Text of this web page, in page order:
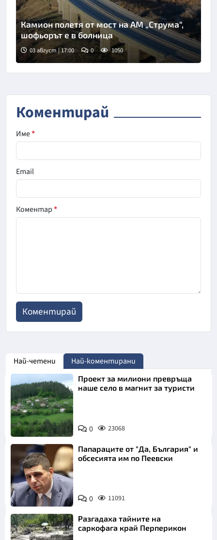
Камион полетя от мост на АМ „Струма“,
шофьорът е в болница
03 август | 17:00 0 1050
Коментирай
Име*
Email
Коментар*
Най-четени Най-коментирани
Проект за милиони превръща
наше село в магнит за туристи
0 23068
Папараците от "Да, България" и
обсесията им по Пеевски
0 11091
Разгадаха тайните на
саркофага край Перперикон